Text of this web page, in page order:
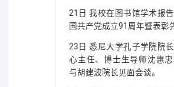
21日 我校在图书馆学术报
国共产党成立91周年暨表彰
23日 悉尼大学孔子学院院
心主任、博士生导师沈惠
与胡建波院长见面会谈。